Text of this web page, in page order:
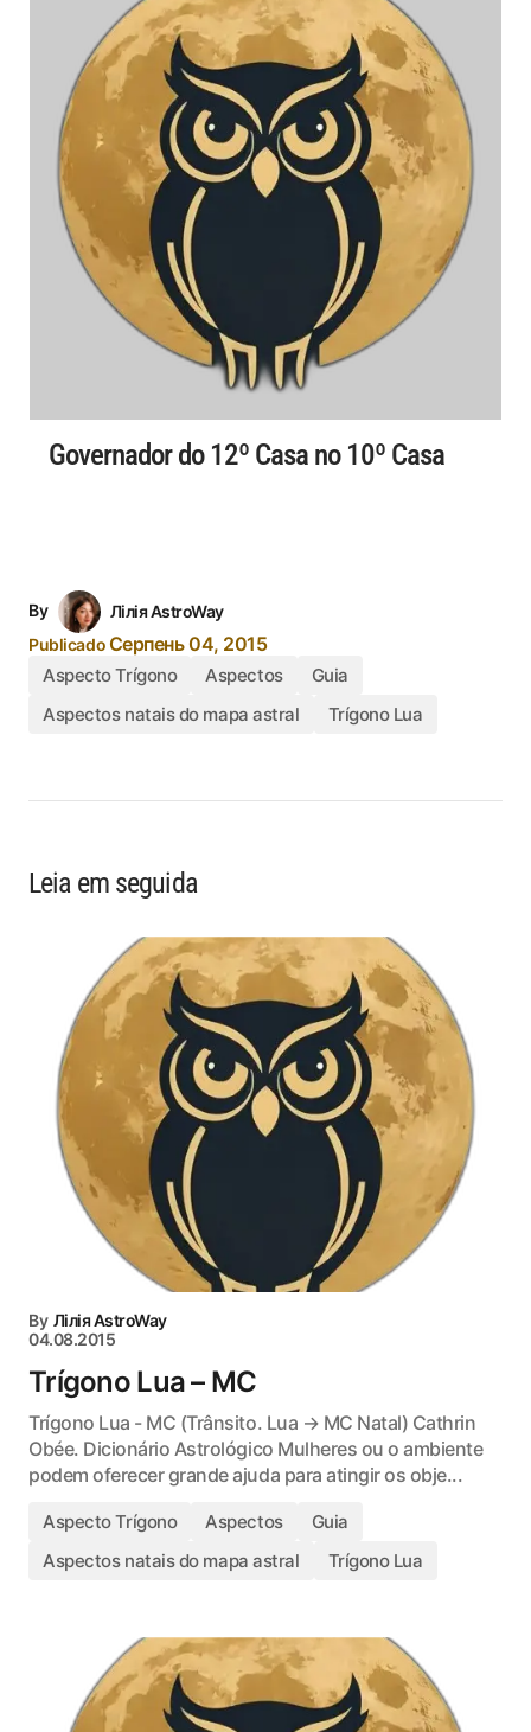
Governador do 12º Casa no 10º Casa
By
Лілія AstroWay
PublicadoСерпень 04, 2015
Aspecto Trígono Aspectos
Guia
Aspectos natais do mapa astral
Trígono Lua
Leia em seguida
By Лілія AstroWay
04.08.2015
Trígono Lua – MC
Trígono Lua - MC (Trânsito. Lua → MC Natal) Cathrin
Obée. Dicionário Astrológico Mulheres ou o ambiente
podem oferecer grande ajuda para atingir os obje...
Aspecto Trígono Aspectos
Guia
Aspectos natais do mapa astral
Trígono Lua